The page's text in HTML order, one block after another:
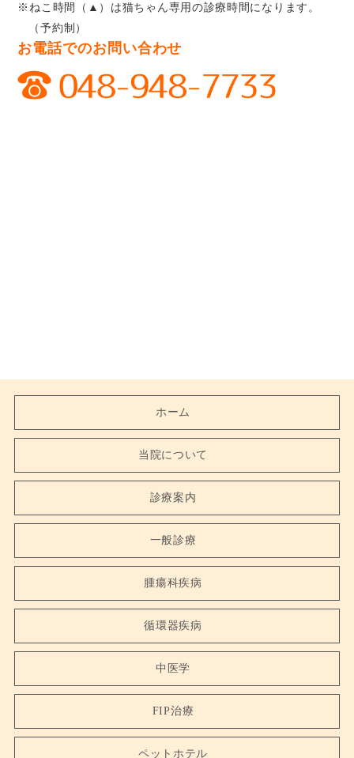
※ねこ時間（▲）は猫ちゃん専用の診療時間になります。
（予約制）
お電話でのお問い合わせ
ホーム
当院について
診療案内
一般診療
腫瘍科疾病
循環器疾病
中医学
FIP治療
ペットホテル